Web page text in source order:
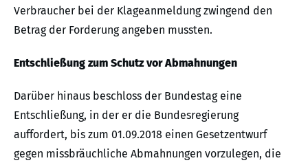
Verbraucher bei der Klageanmeldung zwingend den
Betrag der Forderung angeben mussten.
Entschließung zum Schutz vor Abmahnungen
Darüber hinaus beschloss der Bundestag eine
Entschließung, in der er die Bundesregierung
auffordert, bis zum 01.09.2018 einen Gesetzentwurf
gegen missbräuchliche Abmahnungen vorzulegen, die